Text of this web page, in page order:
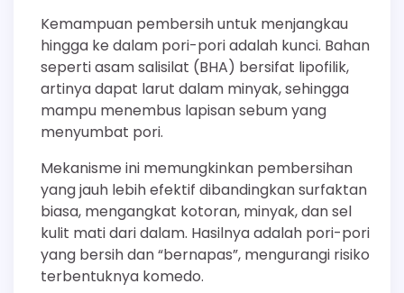
Kemampuan pembersih untuk menjangkau
hingga ke dalam pori-pori adalah kunci. Bahan
seperti asam salisilat (BHA) bersifat lipofilik,
artinya dapat larut dalam minyak, sehingga
mampu menembus lapisan sebum yang
menyumbat pori.
Mekanisme ini memungkinkan pembersihan
yang jauh lebih efektif dibandingkan surfaktan
biasa, mengangkat kotoran, minyak, dan sel
kulit mati dari dalam. Hasilnya adalah pori-pori
yang bersih dan “bernapas”, mengurangi risiko
terbentuknya komedo.